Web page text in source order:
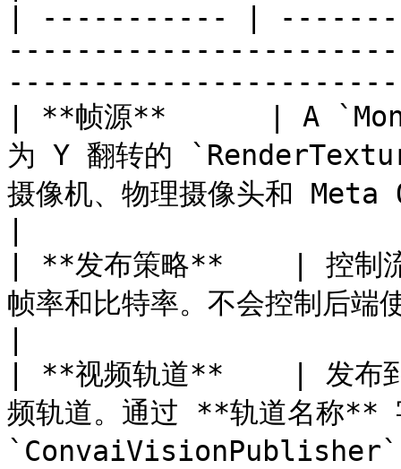
| ----------- |
| **帧源**      | A
为 Y 翻转的
摄像机、物理摄像头和
| **发布策略**    | 控制流
帧率和比特率。不会控制后
| **视频轨道**    | 发布到
频轨道。通过 **轨道名称**